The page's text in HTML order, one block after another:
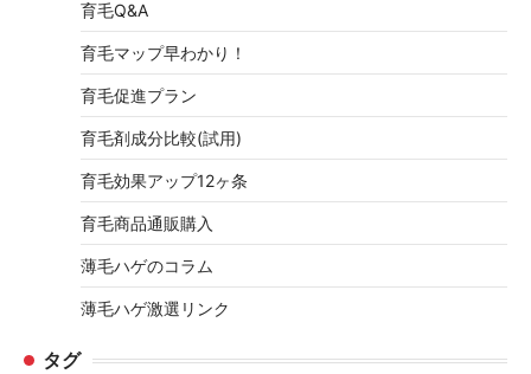
育毛Q&A
育毛マップ早わかり！
育毛促進プラン
育毛剤成分比較(試用)
育毛効果アップ12ヶ条
育毛商品通販購入
薄毛ハゲのコラム
薄毛ハゲ激選リンク
タグ